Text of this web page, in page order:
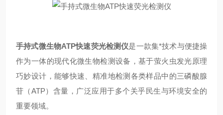
手持式微生物ATP快速荧光检测仪是一款集*技术与便捷操
作为一体的现代化微生物检测设备，基于萤火虫发光原理
巧妙设计，能够快速、精准地检测各类样品中的三磷酸腺
苷（ATP）含量，广泛应用于多个关乎民生与环境安全的
重要领域。